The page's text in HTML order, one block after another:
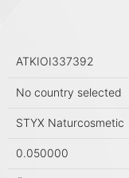
ATKIOI337392
No country selected
STYX Naturcosmetic
0.050000